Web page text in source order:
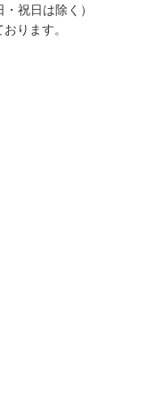
祝日は除く）
ります。